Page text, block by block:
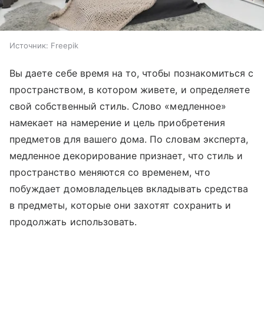
Источник: Freepik
Вы даете себе время на то, чтобы познакомиться с
пространством, в котором живете, и определяете
свой собственный стиль. Слово «медленное»
намекает на намерение и цель приобретения
предметов для вашего дома. По словам эксперта,
медленное декорирование признает, что стиль и
пространство меняются со временем, что
побуждает домовладельцев вкладывать средства
в предметы, которые они захотят сохранить и
продолжать использовать.